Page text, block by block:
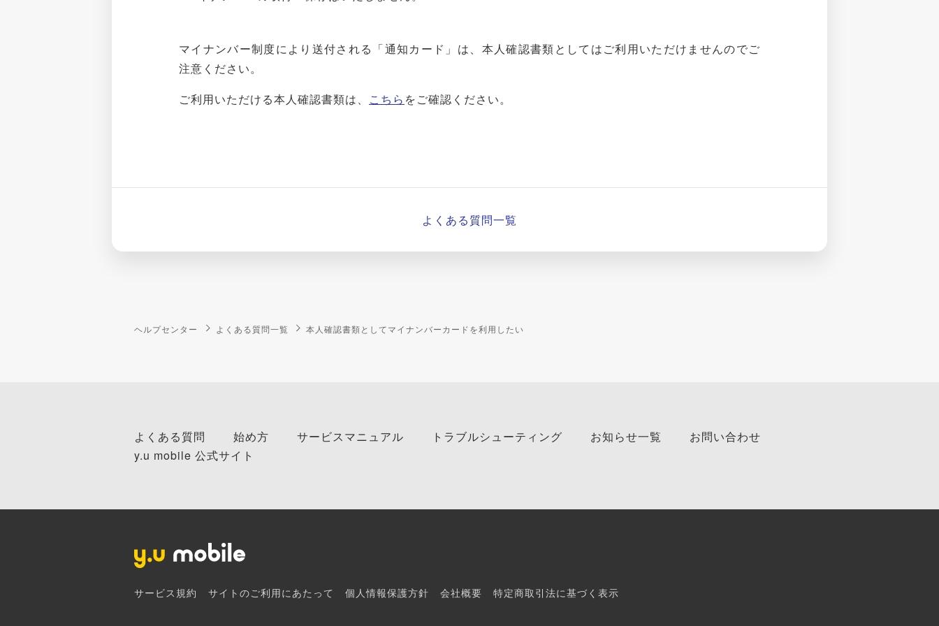
マイナンバー制度により送付される「通知カード」は、本人確認書類としてはご利用いただけませんのでご
注意ください。
ご利用いただける本人確認書類は、 こちら をご確認ください。
よくある質問一覧
ヘルプセンター よくある質問一覧 本人確認書類としてマイナンバーカードを利用したい
よくある質問 始め方 サービスマニュアル トラブルシューティング お知らせ一覧
お問い合わせ
y.u mobile 公式サイト
サービス規約 サイトのご利用にあたって 個人情報保護方針 会社概要 特定商取引法に基づく表示